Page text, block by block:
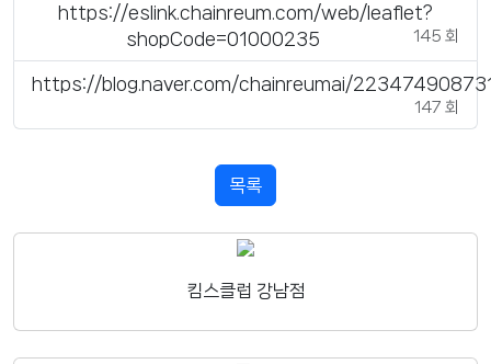
https://eslink.chainreum.com/web/leaflet?
shopCode=01000235
145 회
https://blog.naver.com/chainreumai/
147 회
목록
킴스클럽 강남점